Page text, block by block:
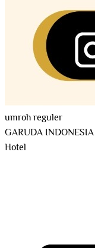
umroh reguler
GARUDA INDONESIA
Hotel